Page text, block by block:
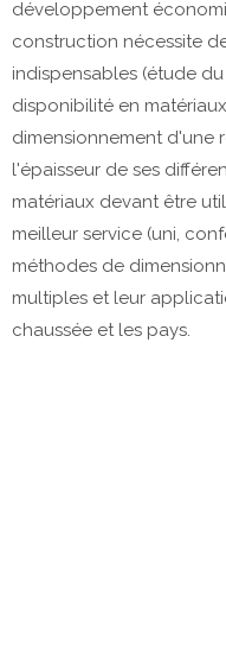
développement
construction nécessite
indispensables (étude
disponibilité en
dimensionnement d'une
l'épaisseur de ses
matériaux devant être
meilleur service (uni,
méthodes de
multiples et leur
chaussée et les pays.